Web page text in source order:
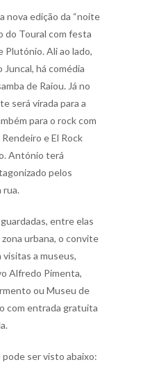
nova edição da “noite
do Toural com festa
Plutónio. Ali ao lado,
há comédia
de Raiou. Já no
será virada para a
para o rock com
e El Rock
António terá
pelos
rua.
entre elas
urbana, o convite
a museus,
Alfredo Pimenta,
ou Museu de
com entrada gratuita
ser visto abaixo: